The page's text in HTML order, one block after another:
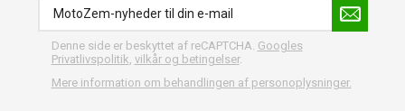
Denne side er beskyttet af reCAPTCHA. Googles
Privatlivspolitik vilkår og betingelser.
Mere information om behandlingen af personoplysninger.